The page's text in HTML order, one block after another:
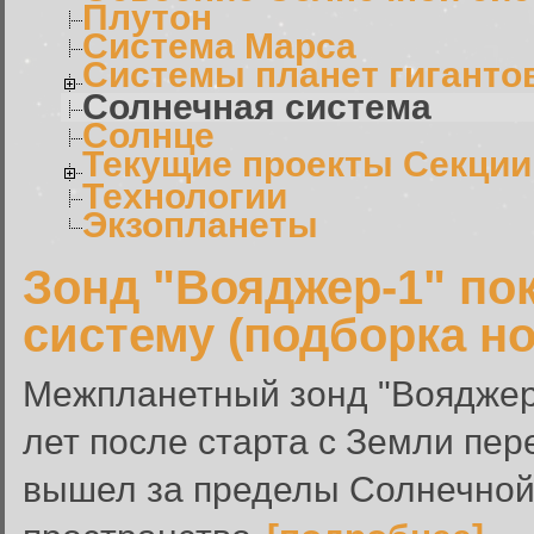
Плутон
Система Марса
Системы планет
Солнечная система
Солнце
Текущие проекты Секции
Технологии
Экзопланеты
Зонд "Вояджер-1"
систему (подборка
Межпланетный зонд
лет после старта с Земли
вышел за пределы